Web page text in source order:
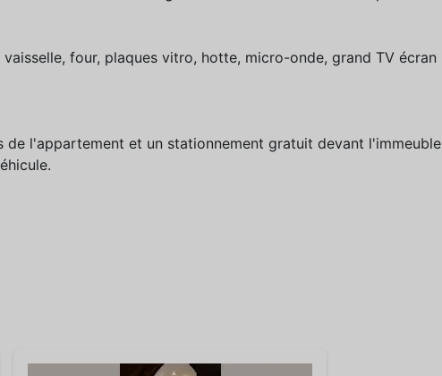
four, plaques vitro, hotte, micro-onde, grand TV écran
l'appartement et un stationnement gratuit devant l'immeuble